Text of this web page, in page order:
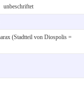
unbeschriftet
(Stadtteil von Diospolis =